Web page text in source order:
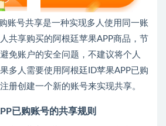
账号共享是一种实现多人使用同一账
共享购买的阿根廷苹果APP商品，节
免账户的安全问题，不建议将个人
多人需要使用阿根廷ID苹果APP已购
册创建一个新的账号来实现共享。
已购账号的共享规则